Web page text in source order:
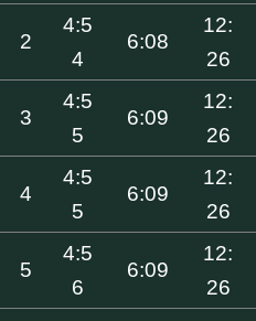
2
4:5
4
6:08
12:
26
3
4:5
5
6:09
12:
26
4
4:5
5
6:09
12:
26
5
4:5
6
6:09
12:
26